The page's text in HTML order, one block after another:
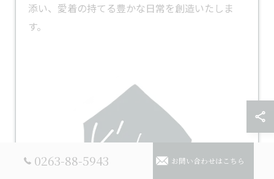
添い、愛着の持てる豊かな日常を創造いたしま
す。
0263-88-5943 お問い合わせはこちら